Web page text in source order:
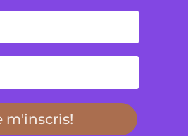
m'inscris!